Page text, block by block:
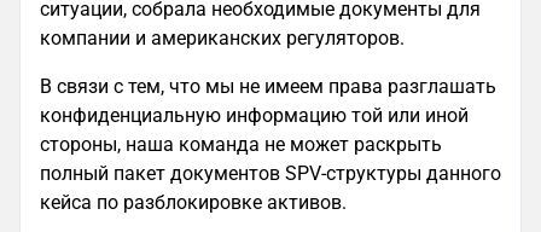
ситуации, собрала необходимые документы для
компании и американских регуляторов.
В связи с тем, что мы не имеем права разглашать
конфиденциальную информацию той или иной
стороны, наша команда не может раскрыть
полный пакет документов SPV-структуры данного
кейса по разблокировке активов.